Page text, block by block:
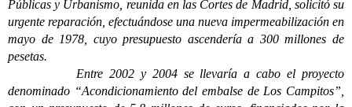
Públicas y Urbanismo, reunida en las Cortes de Madrid, solicitó su
urgente reparación, efectuándose una nueva impermeabilización en
mayo de 1978, cuyo presupuesto ascendería a 300 millones de
pesetas.
Entre 2002 y 2004 se llevaría a cabo el proyecto
denominado “Acondicionamiento del embalse de Los Campitos”,